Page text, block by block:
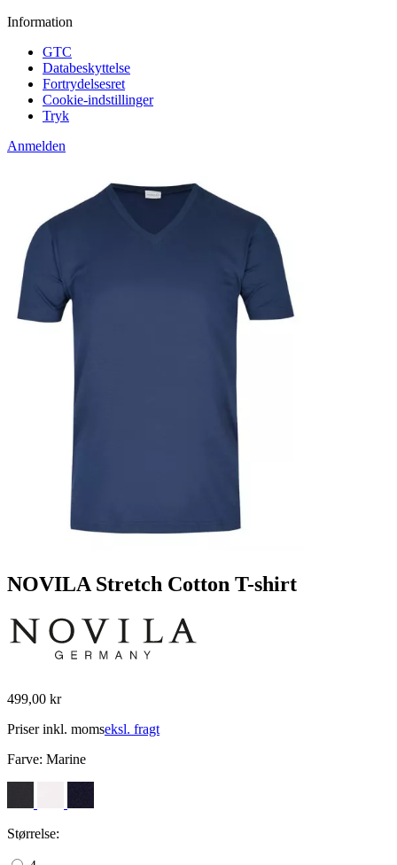
Information
GTC
Databeskyttelse
Fortrydelsesret
Cookie-indstillinger
Tryk
Anmelden
NOVILA Stretch Cotton T-shirt
499,00 kr
Priser inkl. momseksl. fragt
Farve: Marine
Størrelse: